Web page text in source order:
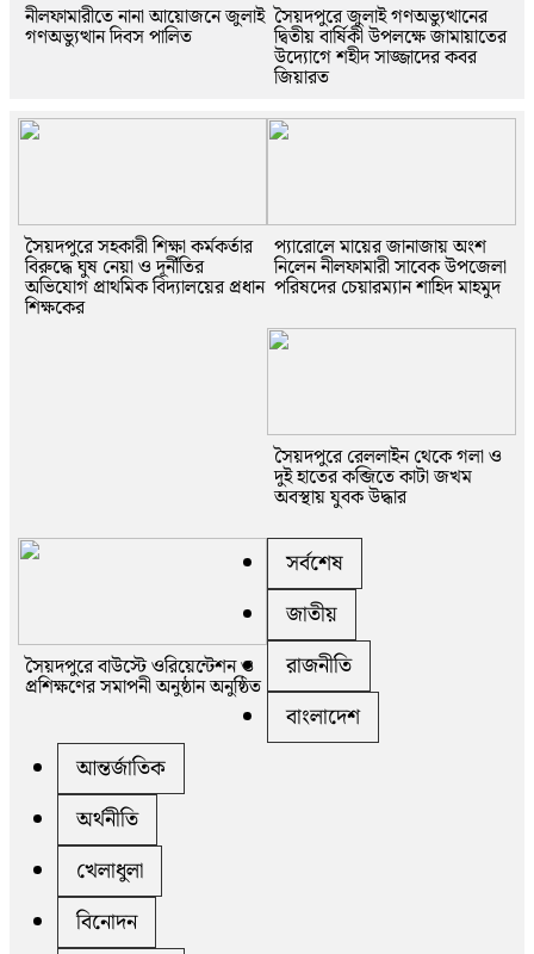
নীলফামারীতে নানা আয়োজনে জুলাই
গণঅভ্যুত্থান দিবস পালিত
সৈয়দপুরে জুলাই গণঅভ্যুত্থানের
দ্বিতীয় বার্ষিকী উপলক্ষে জামায়াতের
উদ্যোগে শহীদ সাজ্জাদের কবর
জিয়ারত
সৈয়দপুরে সহকারী শিক্ষা কর্মকর্তার
বিরুদ্ধে ঘুষ নেয়া ও দূর্নীতির
অভিযোগ প্রাথমিক বিদ্যালয়ের প্রধান
শিক্ষকের
প্যারোলে মায়ের জানাজায় অংশ
নিলেন নীলফামারী সাবেক উপজেলা
পরিষদের চেয়ারম্যান শাহিদ মাহমুদ
সৈয়দপুরে রেললাইন থেকে গলা ও
দুই হাতের কব্জিতে কাটা জখম
অবস্থায় যুবক উদ্ধার
সৈয়দপুরে বাউস্টে ওরিয়েন্টেশন ও
প্রশিক্ষণের সমাপনী অনুষ্ঠান অনুষ্ঠিত
সর্বশেষ
জাতীয়
রাজনীতি
বাংলাদেশ
আন্তর্জাতিক
অর্থনীতি
খেলাধুলা
বিনোদন